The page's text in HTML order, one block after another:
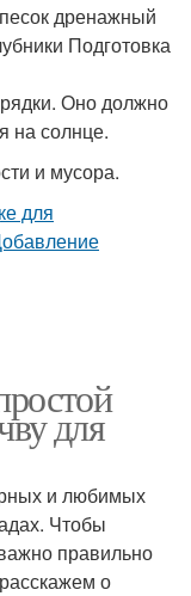
дренажный
Подготовка
Оно должно
на солнце.
и мусора.
для
и любимых
Чтобы
правильно
о